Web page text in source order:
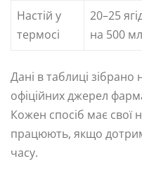
Настій у
термосі
20–25
на 500 мл
Дані в таблиці
офіційних джерел
Кожен спосіб має свої
працюють, якщо
часу.